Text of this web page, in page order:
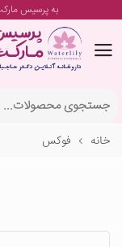
به پرسیس
خانه فوکس